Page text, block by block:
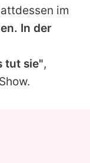
im
In der
tut sie",